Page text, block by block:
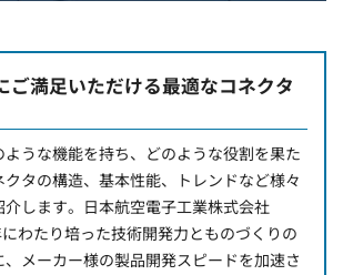
ご満足いただける最適なコネクタ
ような機能を持ち、どのような役割を果た
クタの構造、基本性能、トレンドなど様々
介します。日本航空電子工業株式会社
にわたり培った技術開発力とものづくりの
、メーカー様の製品開発スピードを加速さ